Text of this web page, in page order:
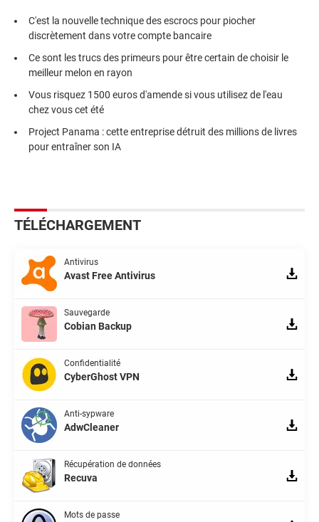
C'est la nouvelle technique des escrocs pour piocher
discrètement dans votre compte bancaire
Ce sont les trucs des primeurs pour être certain de choisir le
meilleur melon en rayon
Vous risquez 1500 euros d'amende si vous utilisez de l'eau
chez vous cet été
Project Panama : cette entreprise détruit des millions de livres
pour entraîner son IA
TÉLÉCHARGEMENT
Antivirus
Avast Free Antivirus
Sauvegarde
Cobian Backup
Confidentialité
CyberGhost VPN
Anti-sypware
AdwCleaner
Récupération de données
Recuva
Mots de passe